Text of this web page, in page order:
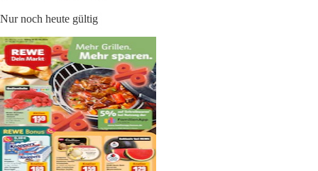
Nur noch heute gültig